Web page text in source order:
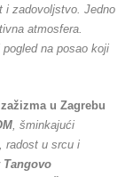
i zadovoljstvo. Jedno
atmosfera.
na posao koji
u Zagrebu
, šminkajući
radost u srcu i
Tangovo